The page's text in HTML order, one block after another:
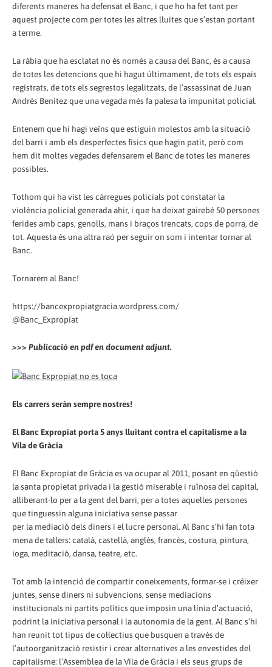
diferents maneres ha defensat el Banc, i que ho ha fet tant per
aquest projecte com per totes les altres lluites que s’estan portant
a terme.
La ràbia que ha esclatat no és només a causa del Banc, és a causa
de totes les detencions que hi hagut últimament, de tots els espais
registrats, de tots els segrestos legalitzats, de l’assassinat de Juan
Andrés Benítez que una vegada més fa palesa la impunitat policial.
Entenem que hi hagi veïns que estiguin molestos amb la situació
del barri i amb els desperfectes físics que hagin patit, però com
hem dit moltes vegades defensarem el Banc de totes les maneres
possibles.
Tothom qui ha vist les càrregues policials pot constatar la
violència policial generada ahir, i que ha deixat gairebé 50 persones
ferides amb caps, genolls, mans i braços trencats, cops de porra, de
tot. Aquesta és una altra raó per seguir on som i intentar tornar al
Banc.
Tornarem al Banc!
https://bancexpropiatgracia.wordpress.com/
@Banc_Expropiat
>>> Publicació en pdf en document adjunt.
Els carrers seràn sempre nostres!
El Banc Expropiat porta 5 anys lluitant contra el capitalisme a la
Vila de Gràcia
El Banc Expropiat de Gràcia es va ocupar al 2011, posant en qüestió
la santa propietat privada i la gestió miserable i ruïnosa del capital,
alliberant-lo per a la gent del barri, per a totes aquelles persones
que tinguessin alguna iniciativa sense passar
per la mediació dels diners i el lucre personal. Al Banc s’hi fan tota
mena de tallers: català, castellà, anglès, francès, costura, pintura,
ioga, meditació, dansa, teatre, etc.
Tot amb la intenció de compartir coneixements, formar-se i créixer
juntes, sense diners ni subvencions, sense mediacions
institucionals ni partits polítics que imposin una línia d’actuació,
podrint la iniciativa personal i la autonomia de la gent. Al Banc s’hi
han reunit tot tipus de col·lectius que busquen a través de
l’autoorganització resistir i crear alternatives a les envestides del
capitalisme: l’Assemblea de la Vila de Gràcia i els seus grups de